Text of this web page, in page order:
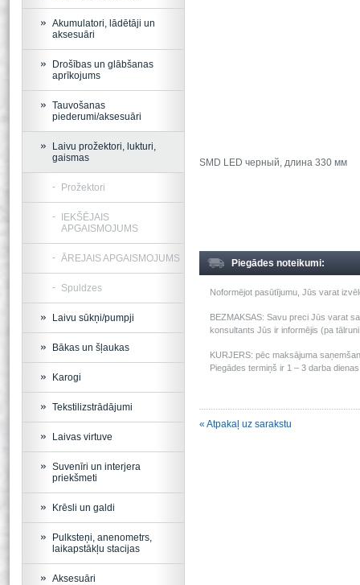
SMD LED черный, длина 330 мм
Piegādes noteikumi:
Noformējot pasūtījumu, Jūs varat
BEZMAKSAS: Savu preci Jūs varat
konsultants Jūs ir informējis (pa
KURJERS: pēc maksājuma
Piegādes termiņš ir 1 – 3 darba
« Atpakaļ uz sarakstu
Akumulatori, lādētāji un
aksesuāri
Drošības un glābšanas
aprīkojums
Tauvošanas
piederumi/aksesuāri
Laivu prožektori, lukturi,
gaismas
Prožektori
IEKŠĒJAIS
APGAISMOJUMS
ĀREJAIS APGAISMOJUMS
Spuldzes
Laivu sūkņi/pumpji
Bākas un šļaukas
Karogi
Tekstilizstrādājumi
Laivas virtuve
Suvenīri un interjera
priekšmeti
Krēsli un galdi
Pulksteņi, anenometrs,
laikapstākļu stacijas
Aksesuāri